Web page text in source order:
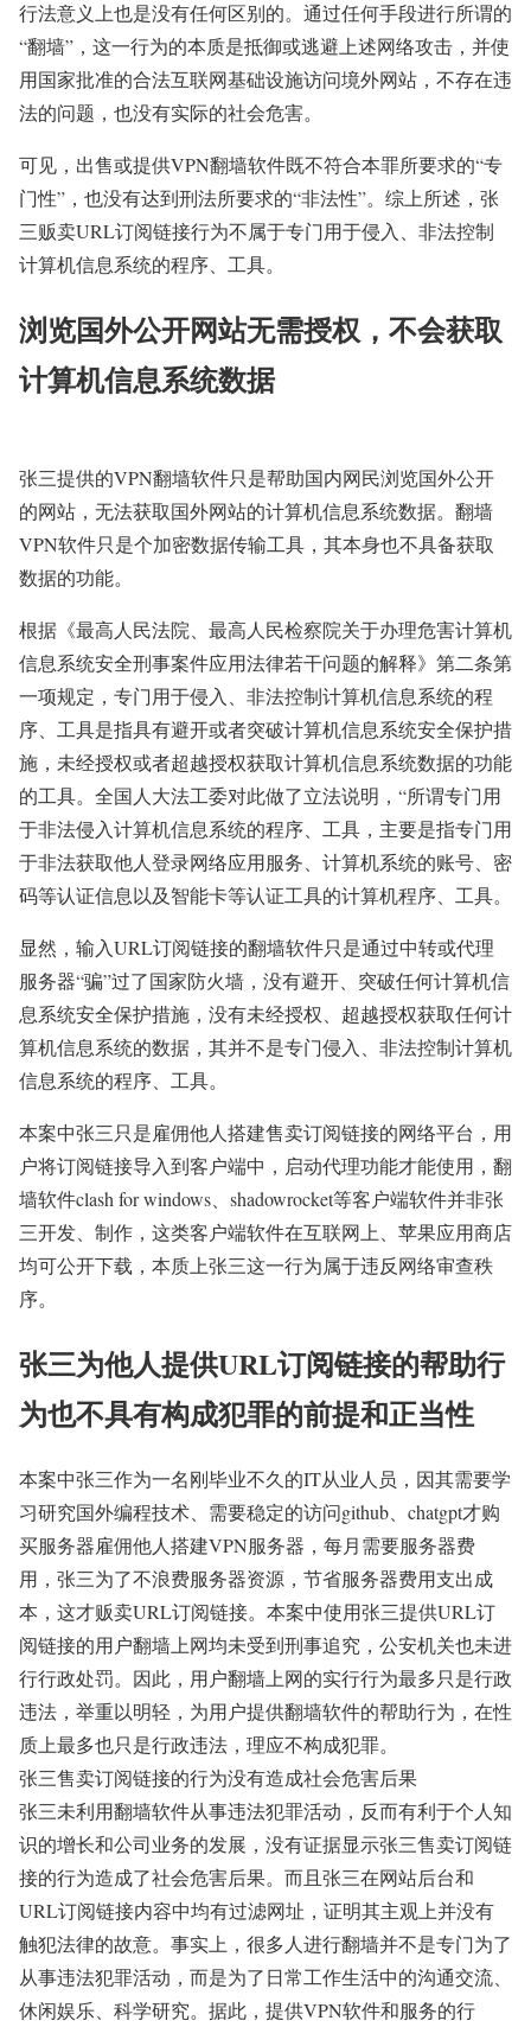
行法意义上也是没有任何区别的。通过任何手段进行所谓的
“翻墙”，这一行为的本质是抵御或逃避上述网络攻击，并使
用国家批准的合法互联网基础设施访问境外网站，不存在违
法的问题，也没有实际的社会危害。
可见，出售或提供VPN翻墙软件既不符合本罪所要求的“专
门性”，也没有达到刑法所要求的“非法性”。综上所述，张
三贩卖URL订阅链接行为不属于专门用于侵入、非法控制
计算机信息系统的程序、工具。
浏览国外公开网站无需授权，不会获取
计算机信息系统数据
张三提供的VPN翻墙软件只是帮助国内网民浏览国外公开
的网站，无法获取国外网站的计算机信息系统数据。翻墙
VPN软件只是个加密数据传输工具，其本身也不具备获取
数据的功能。
根据《最高人民法院、最高人民检察院关于办理危害计算机
信息系统安全刑事案件应用法律若干问题的解释》第二条第
一项规定，专门用于侵入、非法控制计算机信息系统的程
序、工具是指具有避开或者突破计算机信息系统安全保护措
施，未经授权或者超越授权获取计算机信息系统数据的功能
的工具。全国人大法工委对此做了立法说明，“所谓专门用
于非法侵入计算机信息系统的程序、工具，主要是指专门用
于非法获取他人登录网络应用服务、计算机系统的账号、密
码等认证信息以及智能卡等认证工具的计算机程序、工具。
显然，输入URL订阅链接的翻墙软件只是通过中转或代理
服务器“骗”过了国家防火墙，没有避开、突破任何计算机信
息系统安全保护措施，没有未经授权、超越授权获取任何计
算机信息系统的数据，其并不是专门侵入、非法控制计算机
信息系统的程序、工具。
本案中张三只是雇佣他人搭建售卖订阅链接的网络平台，用
户将订阅链接导入到客户端中，启动代理功能才能使用，翻
墙软件clash for windows、shadowrocket等客户端软件并非张
三开发、制作，这类客户端软件在互联网上、苹果应用商店
均可公开下载，本质上张三这一行为属于违反网络审查秩
序。
张三为他人提供URL订阅链接的帮助行
为也不具有构成犯罪的前提和正当性
本案中张三作为一名刚毕业不久的IT从业人员，因其需要学
习研究国外编程技术、需要稳定的访问github、chatgpt才购
买服务器雇佣他人搭建VPN服务器，每月需要服务器费
用，张三为了不浪费服务器资源，节省服务器费用支出成
本，这才贩卖URL订阅链接。本案中使用张三提供URL订
阅链接的用户翻墙上网均未受到刑事追究，公安机关也未进
行行政处罚。因此，用户翻墙上网的实行行为最多只是行政
违法，举重以明轻，为用户提供翻墙软件的帮助行为，在性
质上最多也只是行政违法，理应不构成犯罪。
张三售卖订阅链接的行为没有造成社会危害后果
张三未利用翻墙软件从事违法犯罪活动，反而有利于个人知
识的增长和公司业务的发展，没有证据显示张三售卖订阅链
接的行为造成了社会危害后果。而且张三在网站后台和
URL订阅链接内容中均有过滤网址，证明其主观上并没有
触犯法律的故意。事实上，很多人进行翻墙并不是专门为了
从事违法犯罪活动，而是为了日常工作生活中的沟通交流、
休闲娱乐、科学研究。据此，提供VPN软件和服务的行